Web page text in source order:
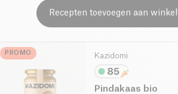
Recepten toevoegen aan
PROMO Kazidomi
Pindakaas bio